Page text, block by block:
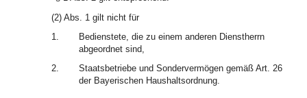
(2) Abs. 1 gilt nicht für
1.
Bedienstete, die zu einem anderen Dienstherrn
abgeordnet sind,
2.
Staatsbetriebe und Sondervermögen gemäß Art. 26
der Bayerischen Haushaltsordnung.